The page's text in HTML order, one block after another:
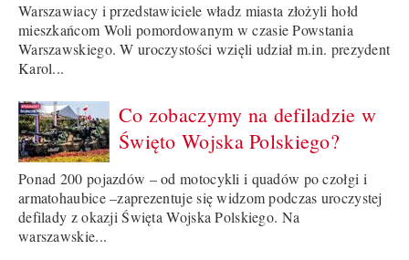
Warszawiacy i przedstawiciele władz miasta złożyli hołd
mieszkańcom Woli pomordowanym w czasie Powstania
Warszawskiego. W uroczystości wzięli udział m.in. prezydent
Karol...
Co zobaczymy na defiladzie w
Święto Wojska Polskiego?
Ponad 200 pojazdów – od motocykli i quadów po czołgi i
armatohaubice –zaprezentuje się widzom podczas uroczystej
defilady z okazji Święta Wojska Polskiego. Na
warszawskie...